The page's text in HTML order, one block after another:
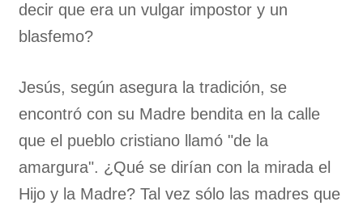
decir que era un vulgar impostor y un
blasfemo?
Jesús, según asegura la tradición, se
encontró con su Madre bendita en la calle
que el pueblo cristiano llamó "de la
amargura". ¿Qué se dirían con la mirada el
Hijo y la Madre? Tal vez sólo las madres que